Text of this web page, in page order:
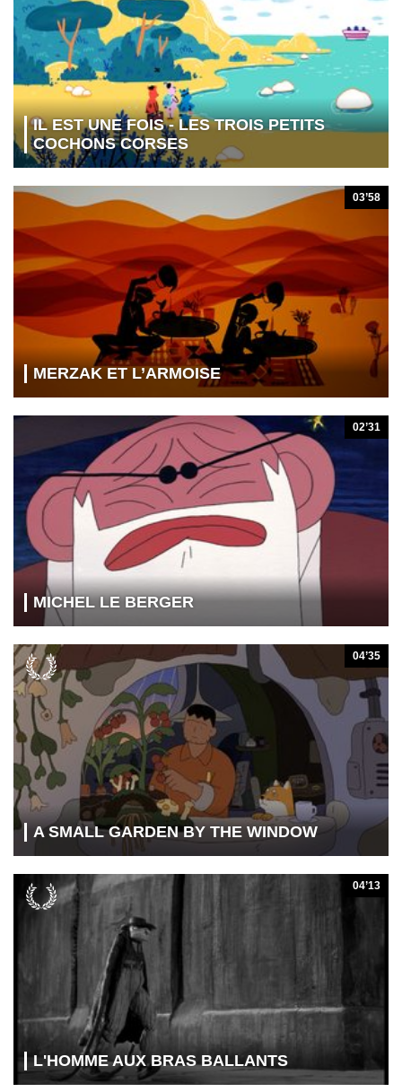
IL EST UNE FOIS - LES TROIS PETITS
COCHONS CORSES
MERZAK ET L’ARMOISE
03’58
MICHEL LE BERGER
02’31
A SMALL GARDEN BY THE WINDOW
04’35
L'HOMME AUX BRAS BALLANTS
04’13